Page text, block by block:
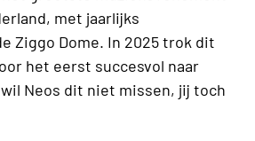
met jaarlijks
Ziggo Dome. In 2025 trok dit
het eerst succesvol naar
Neos dit niet missen, jij toch